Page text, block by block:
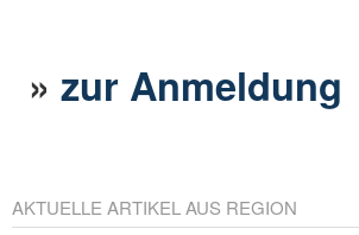
»zur Anmeldung
AKTUELLE ARTIKEL AUS REGION